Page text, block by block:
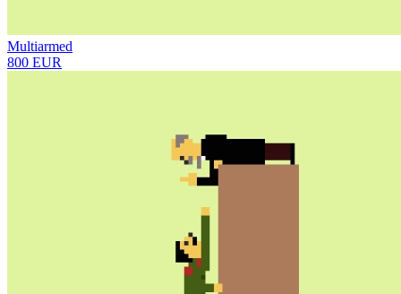
Multiarmed
800 EUR